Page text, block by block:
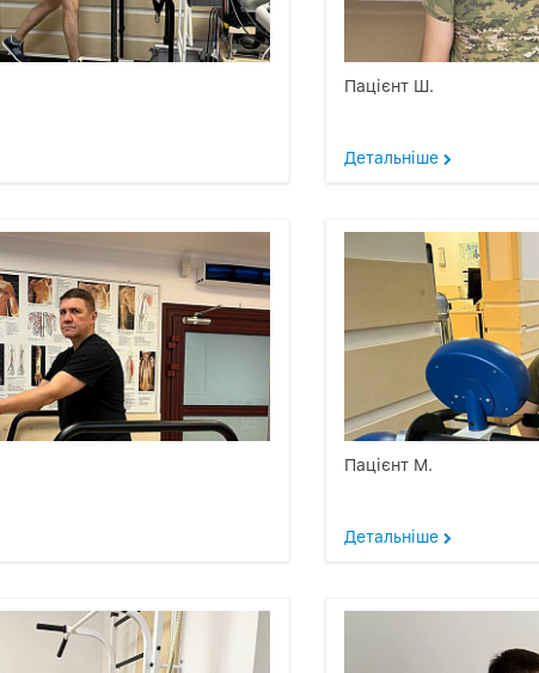
Пацієнт Ш.
Детальніше
Пацієнт М.
Детальніше